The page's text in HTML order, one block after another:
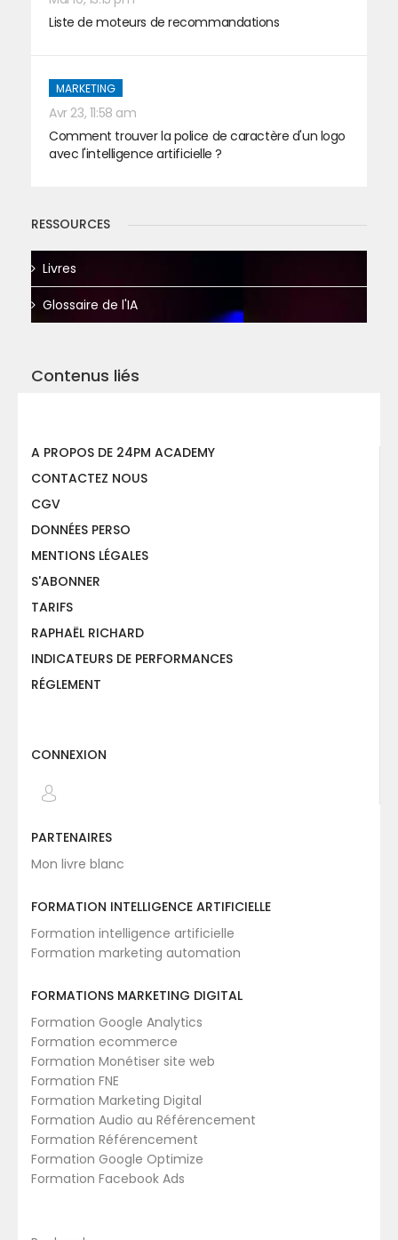
Liste de moteurs de recommandations
MARKETING
Avr 23, 11:58 am
Comment trouver la police de caractère d'un logo
avec l'intelligence artificielle ?
RESSOURCES
Livres
Glossaire de l'IA
Contenus liés
A PROPOS DE 24PM ACADEMY
CONTACTEZ NOUS
CGV
DONNÉES PERSO
MENTIONS LÉGALES
S'ABONNER
TARIFS
RAPHAËL RICHARD
INDICATEURS DE PERFORMANCES
RÉGLEMENT
CONNEXION
PARTENAIRES
Mon livre blanc
FORMATION INTELLIGENCE ARTIFICIELLE
Formation intelligence artificielle
Formation marketing automation
FORMATIONS MARKETING DIGITAL
Formation Google Analytics
Formation ecommerce
Formation Monétiser site web
Formation FNE
Formation Marketing Digital
Formation Audio au Référencement
Formation Référencement
Formation Google Optimize
Formation Facebook Ads